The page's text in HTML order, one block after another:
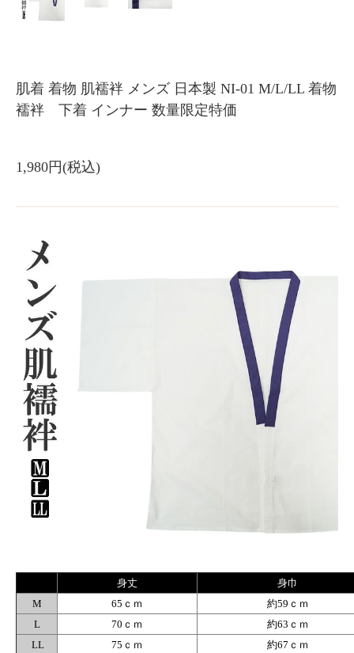
肌着 着物 肌襦袢 メンズ 日本製 NI-01 M/L/LL 着物
襦袢 下着 インナー 数量限定特価
1,980円(税込)
身丈
身巾
M
65ｃｍ
約59ｃｍ
L
70ｃｍ
約63ｃｍ
LL
75ｃｍ 約67ｃｍ